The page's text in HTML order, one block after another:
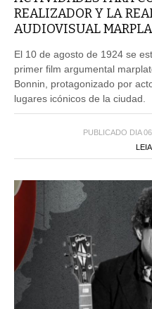
REALIZADOR Y LA
AUDIOVISUAL
El 10 de agosto de 1924 se
primer film argumental
Bonnin, protagonizado por
lugares icónicos de la ciudad.
PUBLICADO DIA